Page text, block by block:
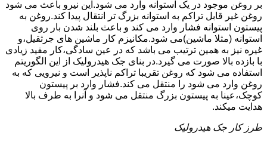
بر روغن موجود در یک استوانه وارد می شود.این نیرو باعث می شود
روغن غیر قابل تراکم به استوانه بزرگ تر انتقال پیدا کند.روغن به
پیستون استوانه فشار وارد می کند و باعث بلند شدن بار روی
استوانه (مثلا ماشین)می شود.مکانیزم کار ماشین های جرثقیل،و
غیره نیز به همین ترتیب می باشد که در عین سادگی،کار مفید زیادی
با بازده بالا صورت می گیرد.در بنای جک هیدرولیک از این الگوریتم
استفاده می شود که روغن تقریبا تراکم ناپذیر است و نیرویی که به
روغن وارد می شود را منتقل می کند.فشار وارد بر پیستون
کوچک،عینا به پیستون بزرگ منتقل می شود و آنرا به طرف بالا
هدایت میکند.
طرز کار جک هیدرولیک